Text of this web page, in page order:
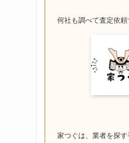
何社も調べて査定依
家つぐは、業者を探す